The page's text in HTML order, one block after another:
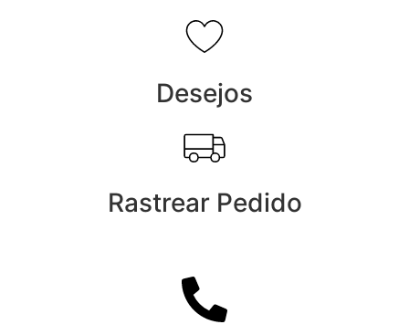
Desejos
Rastrear Pedido